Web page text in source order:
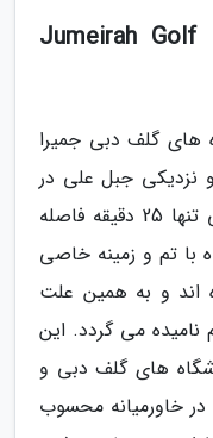
باشگاه جمیرا گلف استیتز | Jumeirah Golf
های گلف دبی جمیرا
گلف استیتز است که در جاده E311 و نزدیکی جبل علی در
دبی قرار گرفته است و با مارینا دبی تنها 25 دقیقه فاصله
با تم و زمینه خاصی
و به همین علت
می گردد. این
های گلف دبی و
خاورمیانه محسوب